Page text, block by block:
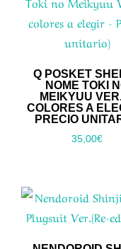
Q POSKET
NOME TOKI
MEIKYUU
COLORES A
PRECIO
35,00€